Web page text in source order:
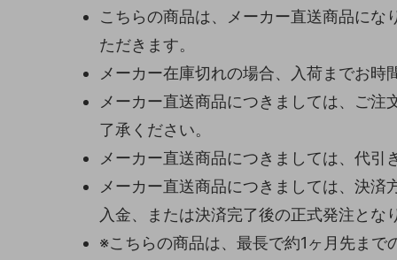
こちらの商品は、メーカー直送商品にな
ただきます。
メーカー在庫切れの場合、入荷までお時
メーカー直送商品につきましては、ご
了承ください。
メーカー直送商品につきましては、代引
メーカー直送商品につきましては、決済
入金、または決済完了後の正式発注とな
※こちらの商品は、最長で約1ヶ月先ま